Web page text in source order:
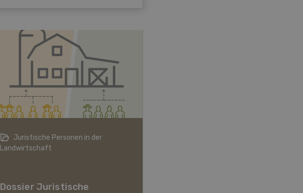
Juristische Personen in der
Landwirtschaft
Dossier Juristische